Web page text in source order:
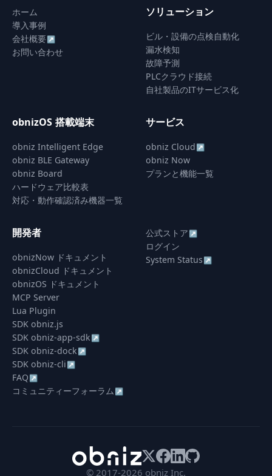
ホーム
導入事例
会社概要↗
お問い合わせ
ソリューション
ビル・設備の点検自動化
漏水検知
故障予測
PLCクラウド接続
自社製品のITサービス化
obnizOS 搭載端末
obniz Intelligent Edge
obniz BLE Gateway
obniz Board
ハードウェア比較表
対応・動作確認済み機器一覧
サービス
obniz Cloud ↗
obniz Now
プランと機能一覧
開発者
obnizNow ドキュメント
obnizCloud ドキュメント
obnizOS ドキュメント
MCP Server
Lua Plugin
SDK obniz.js
SDK obniz-app-sdk ↗
SDK obniz-dock ↗
SDK obniz-cli ↗
FAQ ↗
コミュニティーフォーラム ↗
公式ストア ↗
ログイン
System Status ↗
© 2017-2026 obniz Inc.